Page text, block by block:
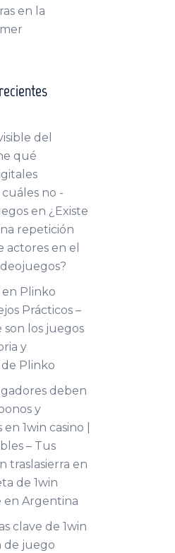
en la
del
qué
no -
en ¿Existe
repetición
actores en el
en Plinko
Prácticos –
son los juegos
y
Plinko
deben
y
1win casino |
– Tus
traslasierra en
de 1win
en Argentina
clave de 1win
de juego